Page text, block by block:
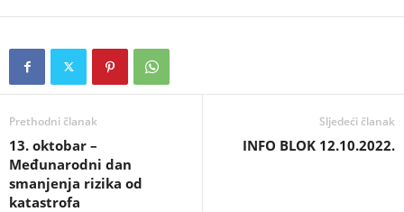
Prethodni članak
13. oktobar –
Međunarodni dan
smanjenja rizika od
katastrofa
Sljedeći članak
INFO BLOK 12.10.2022.